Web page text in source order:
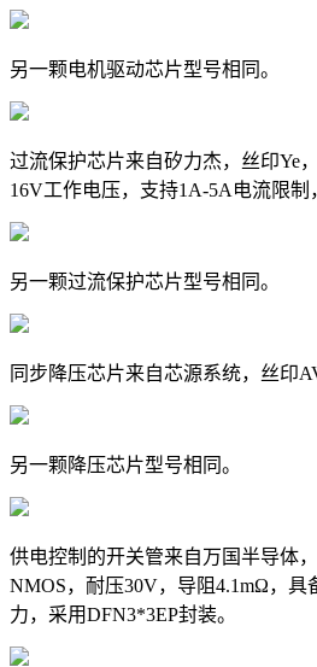
另一颗电机驱动芯片型号相同。
过流保护芯片来自矽力杰，丝印Ye
16V工作电压，支持1A-5A电流限制
另一颗过流保护芯片型号相同。
同步降压芯片来自芯源系统，丝印
另一颗降压芯片型号相同。
供电控制的开关管来自万国半导体，
NMOS，耐压30V，导阻4.1mΩ，具
力，采用DFN3*3EP封装。